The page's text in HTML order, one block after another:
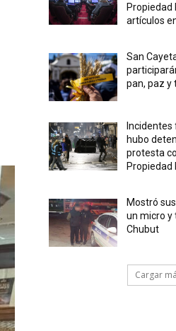
Propiedad
artículos
San
pan, paz y
Incidentes
hubo
protesta
Propiedad
Mostró
un micro y
Chubut
Cargar